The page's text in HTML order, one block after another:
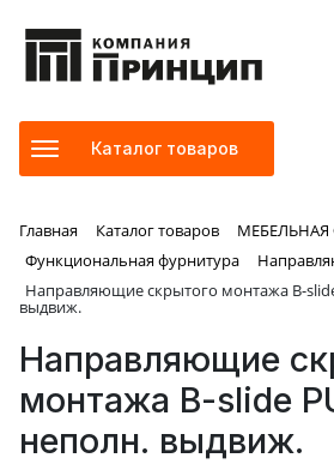
Каталог товаров
Главная Каталог товаров
МЕБЕЛЬНАЯ
Функциональная фурнитура
Направляющие cкрытого монтажа B-
выдвиж.
Направляющие
монтажа B-slide
неполн. выдвиж.